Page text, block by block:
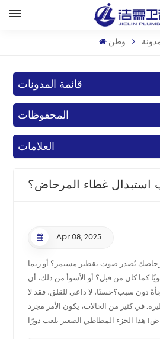
中文
هَوُسَ
وطن
قائمة المدونات
المحفوظات
العلامات
غطاء المرحاض؟
Apr 08, 2025
يُصدر صوت تقطير مستمر؟ أو ربما
كما كان من قبل؟ أو الأسوأ من ذلك، أن
دون سبب؟حسنًا، لا داعي للقلق، فقد لا
في كثير من الحالات، يكون الأمر مجرد
هذا الجزء المطاطي الصغير يلعب دورًا